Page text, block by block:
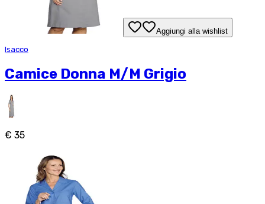
Aggiungi alla wishlist
Isacco
Camice Donna M/M Grigio
€ 35